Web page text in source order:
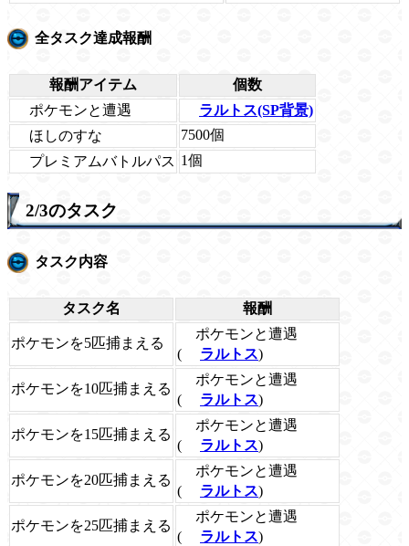
全タスク達成報酬
報酬アイテム
個数
ポケモンと遭遇
ラルトス(SP背景)
ほしのすな
7500個
プレミアムバトルパス 1個
2/3のタスク
タスク内容
タスク名 報酬
ポケモンを5匹捕まえる
ポケモンと遭遇
(
ラルトス)
ポケモンを10匹捕まえる
ポケモンと遭遇
(
ラルトス)
ポケモンを15匹捕まえる
ポケモンと遭遇
(
ラルトス)
ポケモンを20匹捕まえる
ポケモンと遭遇
(
ラルトス)
ポケモンを25匹捕まえる
ポケモンと遭遇
(
ラルトス)